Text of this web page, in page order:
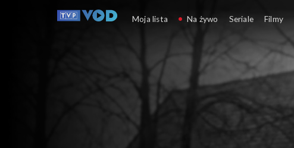
Moja lista Na żywo Seriale Filmy